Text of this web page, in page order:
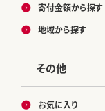
寄付金額から探す
地域から探す
その他
お気に入り